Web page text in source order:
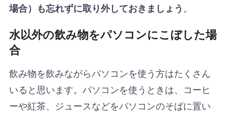
場合）も忘れずに取り外しておきましょう 。
水以外の飲み物をパソコンにこぼした場
合
飲み物を飲みながらパソコンを使う方はたくさん
いると思います。パソコンを使うときは、コーヒ
ーや紅茶、ジュースなどをパソコンのそばに置い